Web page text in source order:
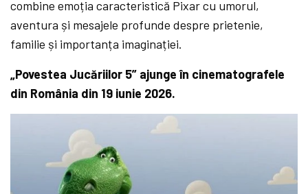
combine emoția caracteristică Pixar cu umorul,
aventura și mesajele profunde despre prietenie,
familie și importanța imaginației.
„Povestea Jucăriilor 5” ajunge în cinematografele
din România din 19 iunie 2026.